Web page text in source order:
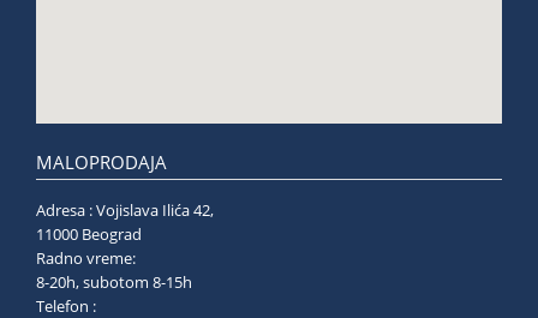
MALOPRODAJA
Adresa : Vojislava Ilića 42,
11000 Beograd
Radno vreme:
8-20h, subotom 8-15h
Telefon :